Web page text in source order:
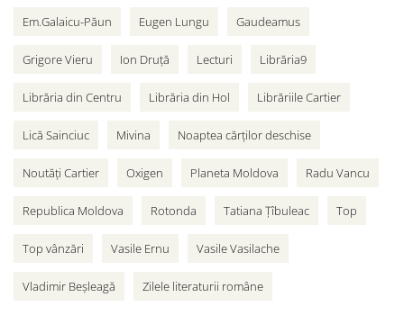
Em.Galaicu-Păun Eugen Lungu Gaudeamus
Grigore Vieru Ion Druță Lecturi Librăria9
Librăria din Centru Librăria din Hol Librăriile Cartier
Lică Sainciuc Mivina Noaptea cărților deschise
Noutăți Cartier Oxigen Planeta Moldova Radu Vancu
Republica Moldova Rotonda Tatiana Țîbuleac Top
Top vânzări Vasile Ernu Vasile Vasilache
Vladimir Beșleagă Zilele literaturii române